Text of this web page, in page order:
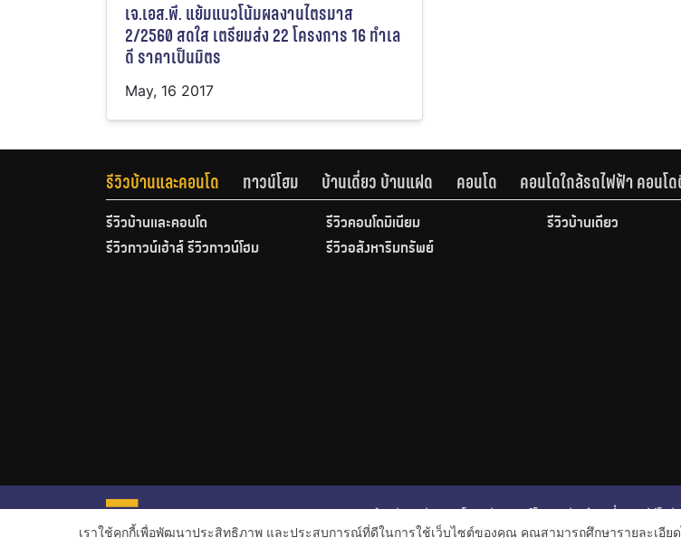
เจ.เอส.พี. แย้มแนวโน้มผลงานไตรมาส
2/2560 สดใส เตรียมส่ง 22 โครงการ 16 ทำเล
ดี ราคาเป็นมิตร
May, 16 2017
รีวิวบ้านและคอนโด ทาวน์โฮม บ้านเดี่ยว บ้านแฝด คอนโด คอนโดใกล้รถไฟฟ้า คอนโ
รีวิวบ้านและคอนโด รีวิวคอนโดมิเนียม
รีวิวบ้านเดี่ยว
รีวิวทาวน์เฮ้าส์ รีวิวทาวน์โฮม
รีวิวอสังหาริมทรัพย์
หน้าหลัก รีวิวคอนโด รีวิวทาวน์โฮม รีวิวบ้านเดี่ยว วีดีโอรี
เราใช้คุกกี้เพื่อพัฒนาประสิทธิภาพ และประสบการณ์ที่ดีในการใช้เว็บไซต์ของคุณ คุณสามารถศึกษารายละเอีย